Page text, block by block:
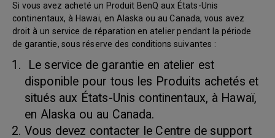
Si vous avez acheté un Produit BenQ aux États-Unis
continentaux, à Hawaï, en Alaska ou au Canada, vous avez
droit à un service de réparation en atelier pendant la période
de garantie, sous réserve des conditions suivantes :
Le service de garantie en atelier est
disponible pour tous les Produits achetés et
situés aux États-Unis continentaux, à Hawaï,
en Alaska ou au Canada.
Vous devez contacter le Centre de support